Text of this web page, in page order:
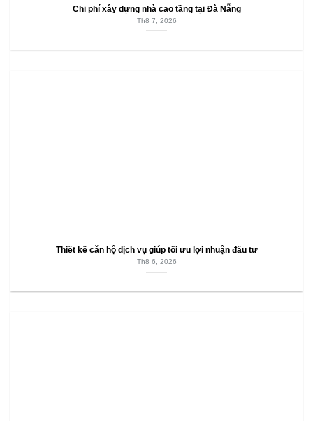
Chi phí xây dựng nhà cao tầng tại Đà Nẵng
Th8 7, 2026
Thiết kế căn hộ dịch vụ giúp tối ưu lợi nhuận đầu tư
Th8 6, 2026